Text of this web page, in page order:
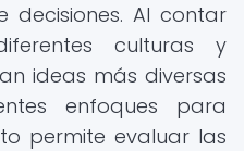
Al contar
culturas y
ideas más diversas
enfoques para
permite evaluar las